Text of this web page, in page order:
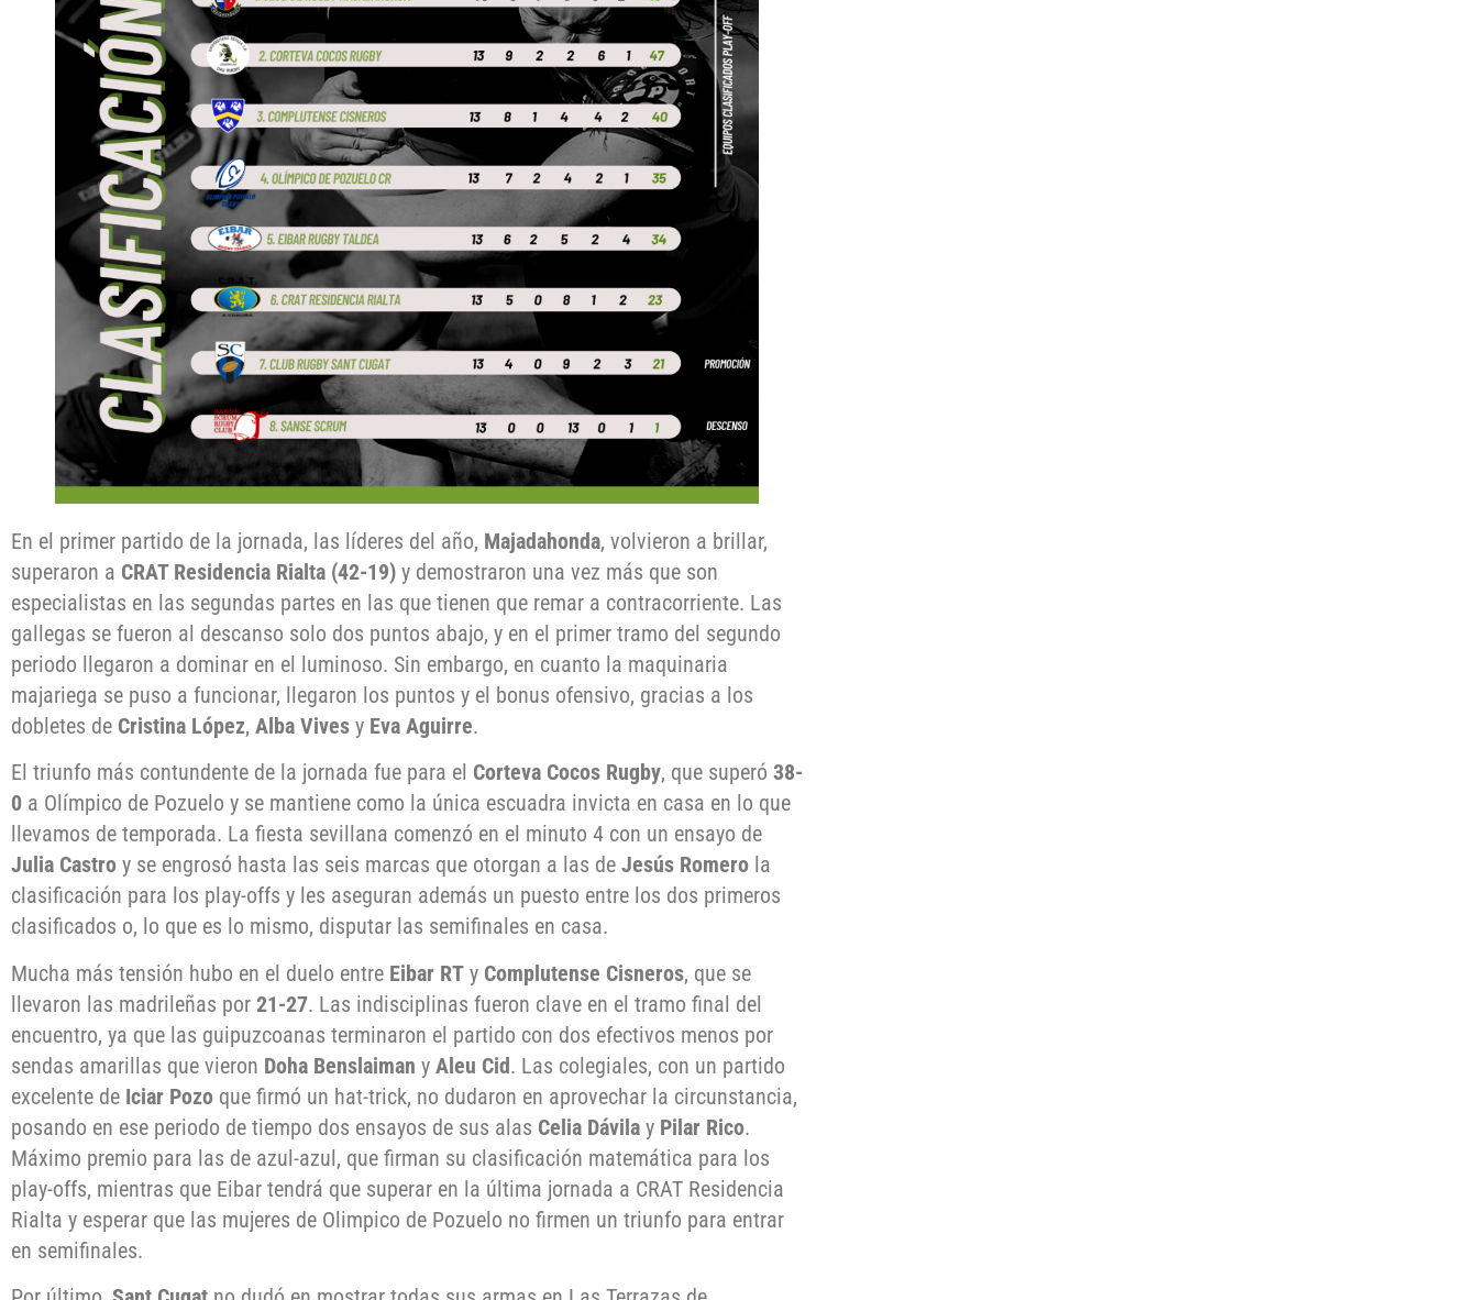
En el primer partido de la jornada, las líderes del año, Majadahonda, volvieron a brillar,
superaron a CRAT Residencia Rialta (42-19) y demostraron una vez más que son
especialistas en las segundas partes en las que tienen que remar a contracorriente. Las
gallegas se fueron al descanso solo dos puntos abajo, y en el primer tramo del segundo
periodo llegaron a dominar en el luminoso. Sin embargo, en cuanto la maquinaria
majariega se puso a funcionar, llegaron los puntos y el bonus ofensivo, gracias a los
dobletes de Cristina López, Alba Vives y Eva Aguirre.
El triunfo más contundente de la jornada fue para el Corteva Cocos Rugby, que superó 38-
0 a Olímpico de Pozuelo y se mantiene como la única escuadra invicta en casa en lo que
llevamos de temporada. La fiesta sevillana comenzó en el minuto 4 con un ensayo de
Julia Castro y se engrosó hasta las seis marcas que otorgan a las de Jesús Romero la
clasificación para los play-offs y les aseguran además un puesto entre los dos primeros
clasificados o, lo que es lo mismo, disputar las semifinales en casa.
Mucha más tensión hubo en el duelo entre Eibar RT y Complutense Cisneros, que se
llevaron las madrileñas por 21-27. Las indisciplinas fueron clave en el tramo final del
encuentro, ya que las guipuzcoanas terminaron el partido con dos efectivos menos por
sendas amarillas que vieron Doha Benslaiman y Aleu Cid. Las colegiales, con un partido
excelente de Iciar Pozo que firmó un hat-trick, no dudaron en aprovechar la circunstancia,
posando en ese periodo de tiempo dos ensayos de sus alas Celia Dávila y Pilar Rico.
Máximo premio para las de azul-azul, que firman su clasificación matemática para los
play-offs, mientras que Eibar tendrá que superar en la última jornada a CRAT Residencia
Rialta y esperar que las mujeres de Olimpico de Pozuelo no firmen un triunfo para entrar
en semifinales.